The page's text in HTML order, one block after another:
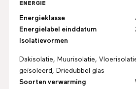
ENERGIE
Energieklasse
Energielabel einddatum
Isolatievormen
Dakisolatie, Muurisolatie,
geïsoleerd, Driedubbel glas
Soorten verwarming